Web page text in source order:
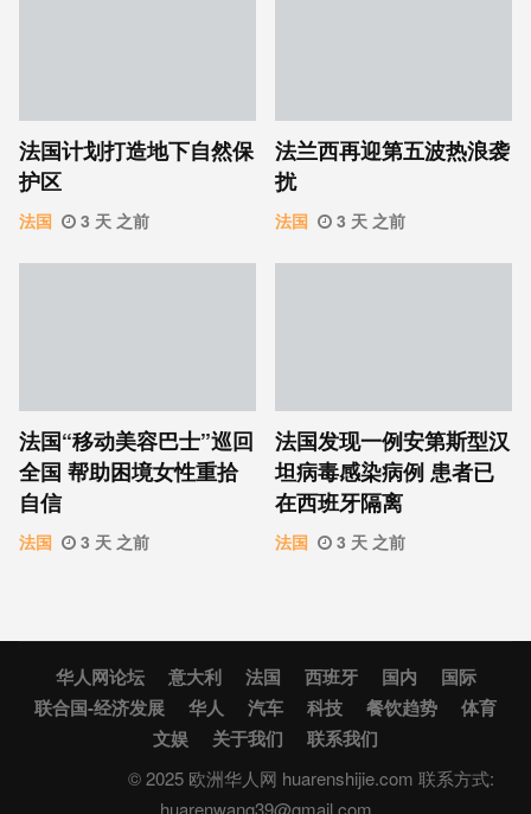
法国计划打造地下自然保
护区
法国 3 天 之前
法兰西再迎第五波热浪袭
扰
法国 3 天 之前
法国“移动美容巴士”巡回
全国 帮助困境女性重拾
自信
法国 3 天 之前
法国发现一例安第斯型汉
坦病毒感染病例 患者已
在西班牙隔离
法国 3 天 之前
华人网论坛 意大利 法国 西班牙 国内
国际
联合国-经济发展
华人 汽车 科技 餐饮趋势
体育
文娱
关于我们 联系我们
© 2025 欧洲华人网 huarenshijie.com 联系方式:
huarenwang39@gmail.com